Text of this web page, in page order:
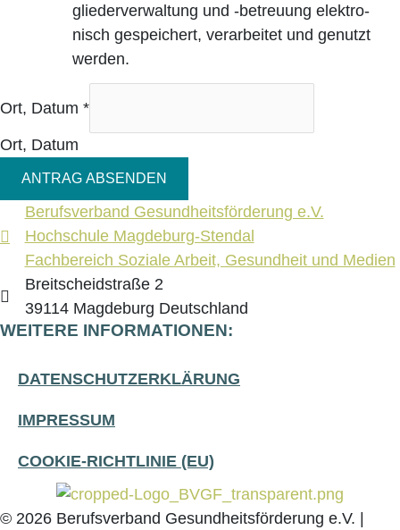
glie­der­ver­wal­tung und ‑betreu­ung elek­tro­
nisch gespei­chert, ver­ar­bei­tet und genutzt
werden.
Ort, Datum *
Ort, Datum
ANTRAG ABSENDEN
Berufsverband Gesundheitsförderung e.V.
Hochschule Magdeburg-Stendal
Fachbereich Soziale Arbeit, Gesundheit und Medien
Breitscheidstraße 2
39114 Magdeburg Deutschland
WEITERE INFORMATIONEN:
DATEN­SCHUTZ­ER­KLÄ­RUNG
IMPRES­SUM
COO­KIE-RICH­T­­LI­­NIE (EU)
© 2026 Berufsverband Gesundheitsförderung e.V. |